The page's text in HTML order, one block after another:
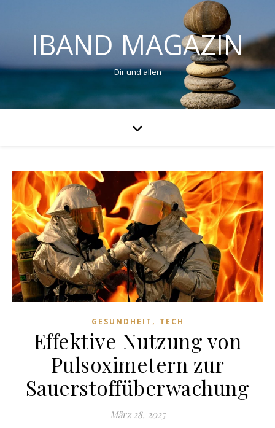
IBAND MAGAZIN
Dir und allen
GESUNDHEIT , TECH
Effektive Nutzung von
Pulsoximetern zur
Sauerstoffüberwachung
März 28, 2025